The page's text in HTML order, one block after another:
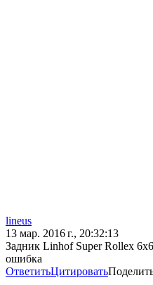
lineus
13 мар. 2016 г., 20:32:13
Задник Linhof Super Rollex
ошибка
ОтветитьЦитировать